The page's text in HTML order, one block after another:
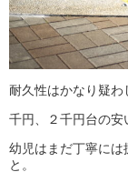
耐久性はかなり疑わ
千円、２千円台の安
幼児はまだ丁寧には
と。